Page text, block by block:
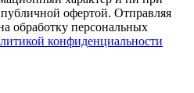
публичной офертой. Отправляя
обработку персональных
конфиденциальности